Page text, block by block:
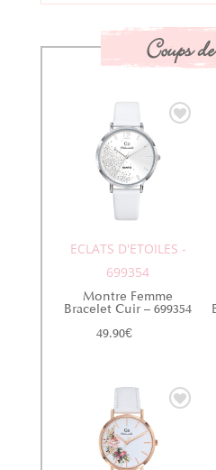
Coups
ECLATS D'ETOILES -
699354
Montre Femme
Bracelet Cuir – 699354
49.90€